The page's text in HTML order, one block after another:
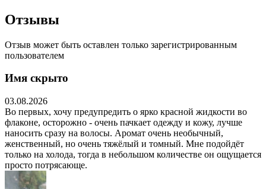
Отзывы
Отзыв может быть оставлен только зарегистрированным
пользователем
Имя скрыто
03.08.2026
Во первых, хочу предупредить о ярко красной жидкости во
флаконе, осторожно - очень пачкает одежду и кожу, лучше
наносить сразу на волосы. Аромат очень необычный,
женственный, но очень тяжёлый и томный. Мне подойдёт
только на холода, тогда в небольшом количестве он ощущается
просто потрясающе.